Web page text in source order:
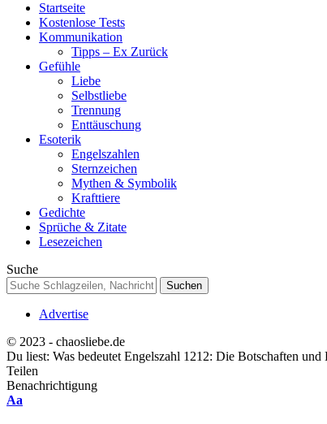
Startseite
Kostenlose Tests
Kommunikation
Tipps – Ex Zurück
Gefühle
Liebe
Selbstliebe
Trennung
Enttäuschung
Esoterik
Engelszahlen
Sternzeichen
Mythen & Symbolik
Krafttiere
Gedichte
Sprüche & Zitate
Lesezeichen
Suche
Advertise
© 2023 - chaosliebe.de
Du liest: Was bedeutet Engelszahl 1212: Die Botschaften und
Teilen
Benachrichtigung
Font
Aa